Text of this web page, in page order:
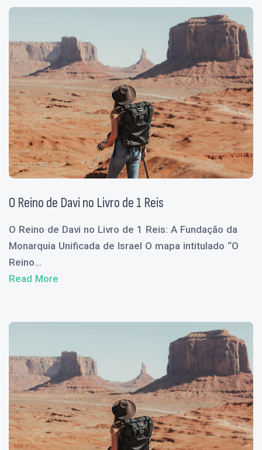
O Reino de Davi no Livro de 1 Reis
O Reino de Davi no Livro de 1 Reis: A Fundação da
Monarquia Unificada de Israel O mapa intitulado “O
Reino...
Read More